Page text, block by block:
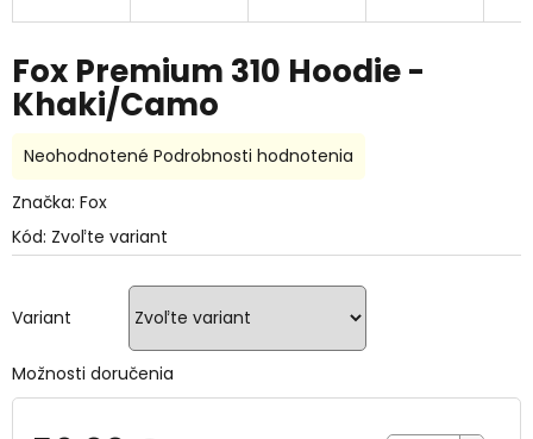
Fox Premium 310 Hoodie -
Khaki/Camo
Kód: Zvoľte variant
Variant
Možnosti doručenia
Priemerné
produktu
0,0
hviezdičiek.
Neohodnotené Podrobnosti hodnotenia
Značka: Fox